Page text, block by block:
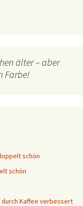
älter – aber
Farbe!
schön
schön
durch Kaffee verbessert